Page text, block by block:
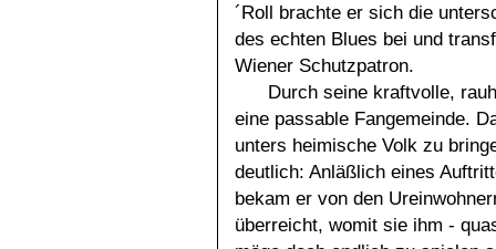
´Roll brachte er sich die
des echten Blues bei und
Wiener Schutzpatron.
Durch seine kraftvolle,
eine passable Fangemeinde.
unters heimische Volk zu
deutlich: Anläßlich eines
bekam er von den
überreicht, womit sie ihm -